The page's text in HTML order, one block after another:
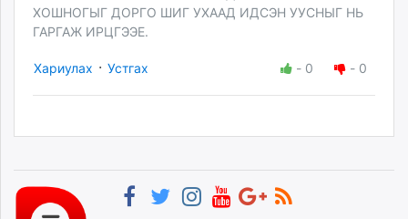
ХОШНОГЫГ ДОРГО ШИГ УХААД ИДСЭН УУСНЫГ НЬ
ГАРГАЖ ИРЦГЭЭЕ.
Хариулах · Устгах - 0 - 0